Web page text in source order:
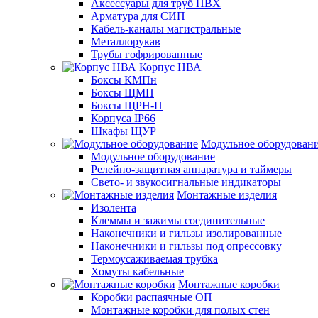
Аксессуары для труб ПВХ
Арматура для СИП
Кабель-каналы магистральные
Металлорукав
Трубы гофрированные
Корпус НВА
Боксы КМПн
Боксы ЩМП
Боксы ЩРН-П
Корпуса IP66
Шкафы ЩУР
Модульное
Модульное оборудование
Релейно-защитная аппаратура и таймеры
Свето- и звукосигнальные индикаторы
Монтажные изделия
Изолента
Клеммы и зажимы соединительные
Наконечники и гильзы изолированные
Наконечники и гильзы под опрессовку
Термоусаживаемая трубка
Хомуты кабельные
Монтажные коробки
Коробки распаячные ОП
Монтажные коробки для полых стен